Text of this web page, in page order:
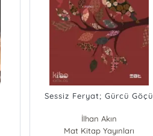
Sessiz Feryat; Gürcü Göçü
İlhan Akın
Mat Kitap Yayınları